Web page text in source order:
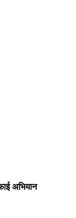
अभियान